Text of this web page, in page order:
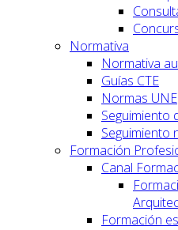
Normativa
Normativa
Guías CTE
Normas UNE
Seguimiento
Seguimiento
Formación
Canal
Formación